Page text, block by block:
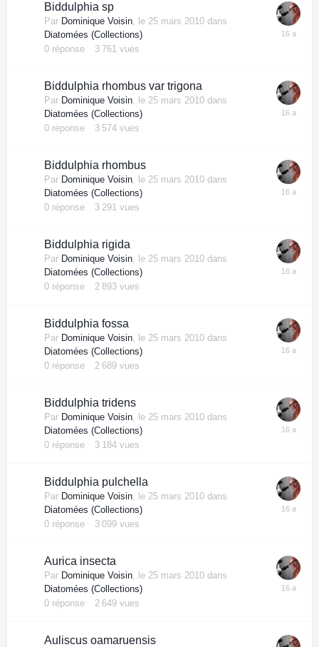
Biddulphia sp
Par Dominique Voisin, le 25 mars 2010 dans
Diatomées (Collections)
0 réponse 3 761 vues
Biddulphia rhombus var trigona
Par Dominique Voisin, le 25 mars 2010 dans
Diatomées (Collections)
0 réponse 3 574 vues
Biddulphia rhombus
Par Dominique Voisin, le 25 mars 2010 dans
Diatomées (Collections)
0 réponse 3 291 vues
Biddulphia rigida
Par Dominique Voisin, le 25 mars 2010 dans
Diatomées (Collections)
0 réponse 2 893 vues
Biddulphia fossa
Par Dominique Voisin, le 25 mars 2010 dans
Diatomées (Collections)
0 réponse 2 689 vues
Biddulphia tridens
Par Dominique Voisin, le 25 mars 2010 dans
Diatomées (Collections)
0 réponse 3 184 vues
Biddulphia pulchella
Par Dominique Voisin, le 25 mars 2010 dans
Diatomées (Collections)
0 réponse 3 099 vues
Aurica insecta
Par Dominique Voisin, le 25 mars 2010 dans
Diatomées (Collections)
0 réponse 2 649 vues
Auliscus oamaruensis